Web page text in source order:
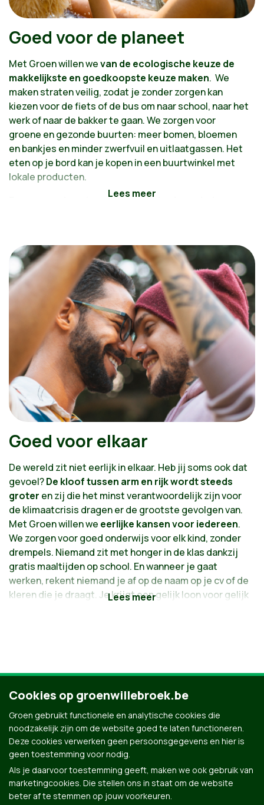
Goed voor de planeet
Met Groen willen wevan de ecologische keuze de
makkelijkste en goedkoopste keuze maken. We
maken straten veilig, zodat je zonder zorgen kan
kiezen voor de fiets of de bus om naar school, naar het
werk of naar de bakker te gaan. We zorgen voor
groene en gezonde buurten: meer bomen, bloemen
en bankjes en minder zwerfvuil en uitlaatgassen. Het
eten op je bord kan je kopen in een buurtwinkel met
lokale producten.
Een groene buurt op een gezonde planeet, daar
Goed voor elkaar
De wereld zit niet eerlijk in elkaar. Heb jij soms ook dat
gevoel?De kloof tussen arm en rijk wordt steeds
groter en zij die het minst verantwoordelijk zijn voor
de klimaatcrisis dragen er de grootste gevolgen van.
Met Groen willen we eerlijke kansen voor iedereen.
We zorgen voor goed onderwijs voor elk kind, zonder
drempels. Niemand zit met honger in de klas dankzij
gratis maaltijden op school. En wanneer je gaat
werken, rekent niemand je af op de naam op je cv of de
kleren die je draagt. Je krijgt een gelijk loon voor gelijk
kansen krijgt, dat voelt goed.
Cookies op groenwillebroek.be
Groen gebruikt functionele en analytische cookies die
noodzakelijk zijn om de website goed te laten functioneren.
Deze cookies verwerken geen persoonsgegevens en hier is
geen toestemming voor nodig.
Als je daarvoor toestemming geeft, maken we ook gebruik van
marketingcookies. Die stellen ons in staat om de website
beter af te stemmen op jouw voorkeuren.